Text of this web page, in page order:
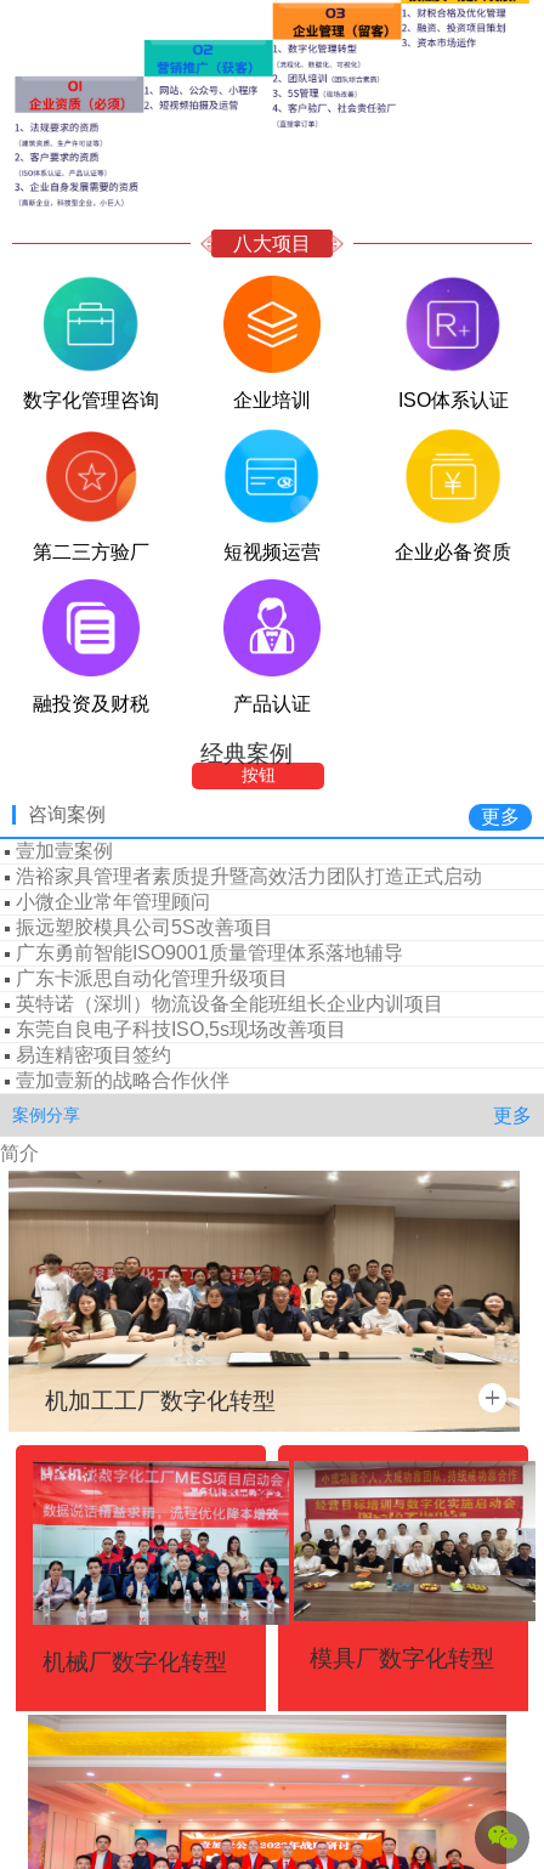
八大项目
数字化管理咨询 企业培训 ISO体系认证
第二三方验厂 短视频运营 企业必备资质
融投资及财税 产品认证
经典案例
按钮
咨询案例 更多
易连精密项目签约
壹加壹新的战略合作伙伴
壹加壹案例
浩裕家具管理者素质提升暨高效活力团队打造正式启动
小微企业常年管理顾问
振远塑胶模具公司5S改善项目
广东勇前智能ISO9001质量管理体系落地辅导
广东卡派思自动化管理升级项目
英特诺（深圳）物流设备全能班组长企业内训项目
东莞自良电子科技ISO,5s现场改善项目
易连精密项目签约
壹加壹新的战略合作伙伴
壹加壹案例
小微企业常年管理顾问
振远塑胶模具公司5S改善项目
广东勇前智能ISO9001质量管理体系落地辅导
广东卡派思自动化管理升级项目
英特诺（深圳）物流设备全能班组长企业内训项目
东莞自良电子科技ISO,5s现场改善项目
案例分享
更多
简介
模具厂数字化转型
机械厂数字化转型
按钮
按钮
机加工工厂数字化转型